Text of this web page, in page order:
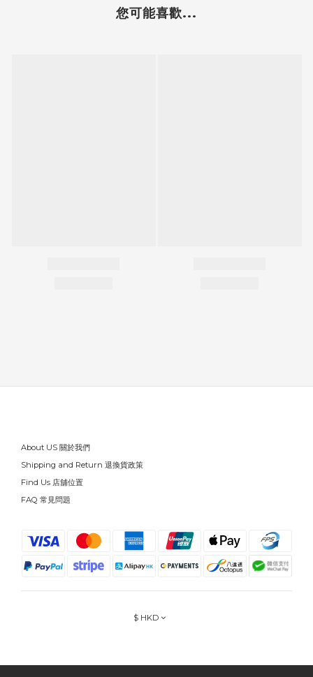
您可能喜歡...
About US 關於我們
Shipping and Return 退換貨政策
Find Us 店舖位置
FAQ 常見問題
$ HKD